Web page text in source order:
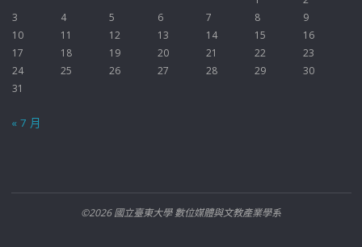
3
4 5 6 7 8
9
10
11 12 13 14 15
16
17
18 19 20 21 22
23
24
25 26 27 28 29
30
31
« 7 月
©2026 國立臺東大學 數位媒體與文教產業學系